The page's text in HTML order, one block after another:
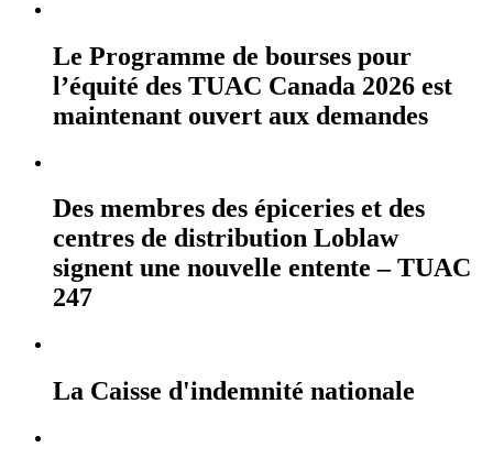
Le Programme de bourses pour
l’équité des TUAC Canada 2026 est
maintenant ouvert aux demandes
Des membres des épiceries et des
centres de distribution Loblaw
signent une nouvelle entente – TUAC
247
La Caisse d'indemnité nationale